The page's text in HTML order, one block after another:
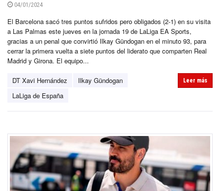
04/01/2024
El Barcelona sacó tres puntos sufridos pero obligados (2-1) en su visita
a Las Palmas este jueves en la jornada 19 de LaLiga EA Sports,
gracias a un penal que convirtió Ilkay Gündogan en el minuto 93, para
cerrar la primera vuelta a siete puntos del liderato que comparten Real
Madrid y Girona. El equipo...
DT Xavi Hernández
Ilkay Gündogan
LaLiga de España
Leer más